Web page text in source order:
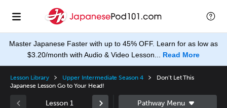
Master Japanese Faster with up to 45% OFF. Learn for as low as
$3.20/month with Audio & Video Lesson... Read More
Lesson Library Upper Intermediate Season 4
Don’t Let This
Japanese Lesson Go to Your Head!
Lesson 1